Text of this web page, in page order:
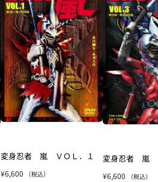
変身忍者 嵐 ＶＯＬ．１
¥6,600 （税込）
変身忍者 嵐
¥6,600 （税込）